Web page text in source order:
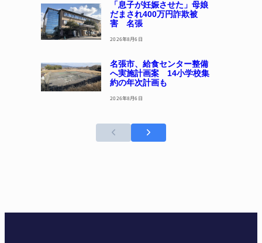
「息子が妊娠させた」母娘
だまされ400万円詐欺被
害 名張
2026年8月6日
名張市、給食センター整備
へ実施計画案 14小学校集
約の年次計画も
2026年8月6日